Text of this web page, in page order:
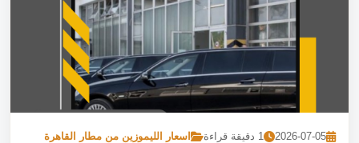
2026-07-05 1 دقيقة قراءة اسعار الليموزين من مطار القاهرة